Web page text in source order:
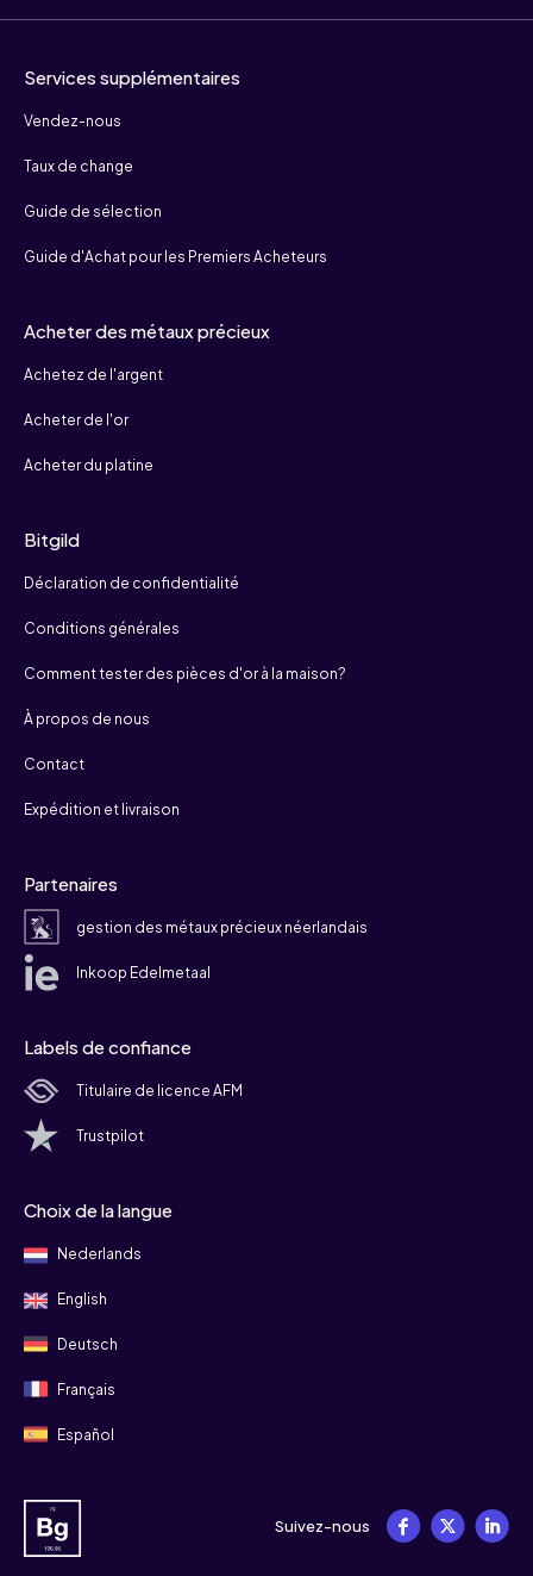
Services supplémentaires
Vendez-nous
Taux de change
Guide de sélection
Guide d'Achat pour les Premiers Acheteurs
Acheter des métaux précieux
Achetez de l'argent
Acheter de l'or
Acheter du platine
Bitgild
Déclaration de confidentialité
Conditions générales
Comment tester des pièces d'or à la maison?
À propos de nous
Contact
Expédition et livraison
Partenaires
gestion des métaux précieux néerlandais
Inkoop Edelmetaal
Labels de confiance
Titulaire de licence AFM
Trustpilot
Choix de la langue
Nederlands
English
Deutsch
Français
Español
Suivez-nous